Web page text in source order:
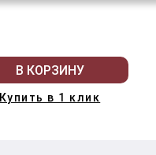
В КОРЗИНУ
Купить в 1 клик